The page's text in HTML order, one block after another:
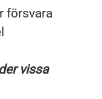
försvara
vissa